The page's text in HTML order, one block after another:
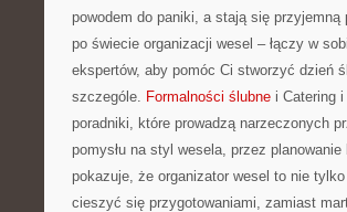
powodem do paniki, a stają się
po świecie organizacji wesel – łączy w
ekspertów, aby pomóc Ci stworzyć dzień
szczególe. Formalności ślubne i Catering
poradniki, które prowadzą narzeczonych
pomysłu na styl wesela, przez
pokazuje, że organizator wesel to nie
cieszyć się przygotowaniami, zamiast